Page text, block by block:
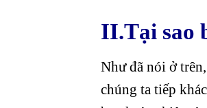
II.Tại sao
Như đã nói ở
chúng ta tiếp